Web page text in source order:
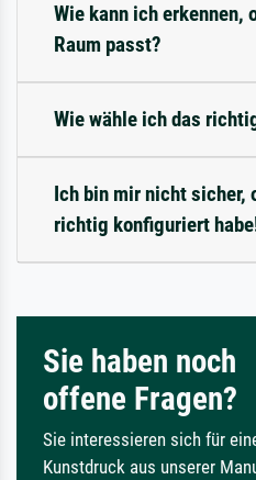
Wie kann ich erkennen,
Raum passt?
Wie wähle ich das
Ich bin mir nicht sicher,
richtig konfiguriert
Sie haben noch
offene Fragen?
Sie interessieren sich für
Kunstdruck aus unserer